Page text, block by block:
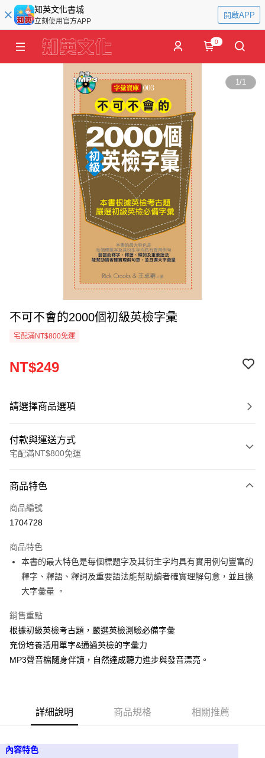
知英文化書城
立刻使用官方APP
開啟APP
0
1/1
不可不會的2000個初級英檢字彙
宅配滿NT$800免運
NT$249
請選擇商品選項
付款與運送方式
宅配滿NT$800免運
信用卡一次付款
LINE Pay
街口支付
悠遊付
運送方式
宅配
每筆NT$80，滿NT$800(含以上)免運費
商品特色
商品編號
1704728
商品特色
本書的最大特色是每個標題字及其衍生字均具有實用例句豐富的
釋字、釋語、釋詞及重要語法能幫助讀者確實理解句意，並且擴
大字彙量 。
銷售重點
根據初級英檢考古題，嚴選英檢測驗必備字彙
充份培養活用單字&通過英檢的字彙力
MP3聲音檔隨身伴讀，自然達成聽力進步與發音漂亮。
詳細說明 商品規格 相關推薦
內容特色